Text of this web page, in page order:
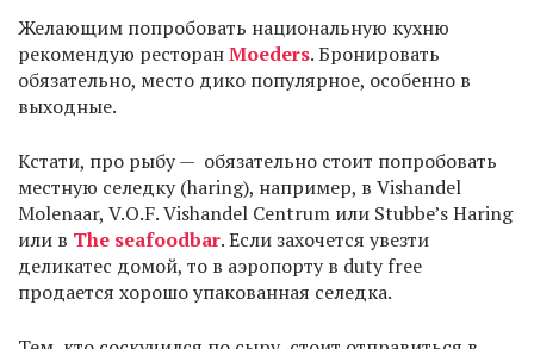
Желающим попробовать национальную кухню
рекомендую ресторанMoeders. Бронировать
обязательно, место дико популярное, особенно в
выходные.
Кстати, про рыбу — обязательно стоит попробовать
местную селедку (haring), например, в Vishandel
Molenaar, V.O.F. Vishandel Centrum или Stubbe’s Haring
или в The seafoodbar. Если захочется увезти
деликатес домой, то в аэропорту в duty free
продается хорошо упакованная селедка.